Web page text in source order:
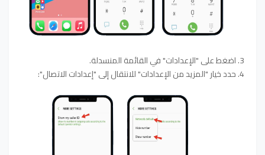
3. اضغط على "الإعدادات" في القائمة المنسدلة.
4. حدد خيار "المزيد من الإعدادات" للانتقال إلى "إعدادات الاتصال":